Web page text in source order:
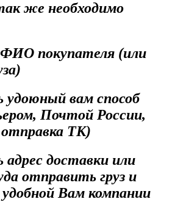
же необходимо
покупателя (или
вам способ
Почтой России,
ТК)
доставки или
отправить груз и
Вам компании